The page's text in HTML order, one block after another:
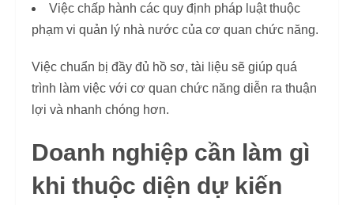
Việc chấp hành các quy định pháp luật thuộc
phạm vi quản lý nhà nước của cơ quan chức năng.
Việc chuẩn bị đầy đủ hồ sơ, tài liệu sẽ giúp quá
trình làm việc với cơ quan chức năng diễn ra thuận
lợi và nhanh chóng hơn.
Doanh nghiệp cần làm gì
khi thuộc diện dự kiến